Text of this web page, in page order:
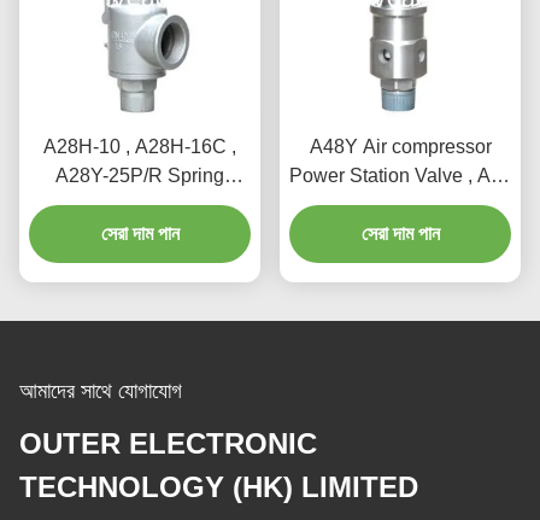
A28H-10 , A28H-16C ,
A28Y-25P/R Spring
loaded full lift safety valve
witha lever（A28H）
সেরা দাম পান
A48Y Air compressor
Power Station Valve , AQ-
20 air compressor safety
valve
সেরা দাম পান
আমাদের সাথে যোগাযোগ
OUTER ELECTRONIC
TECHNOLOGY (HK) LIMITED